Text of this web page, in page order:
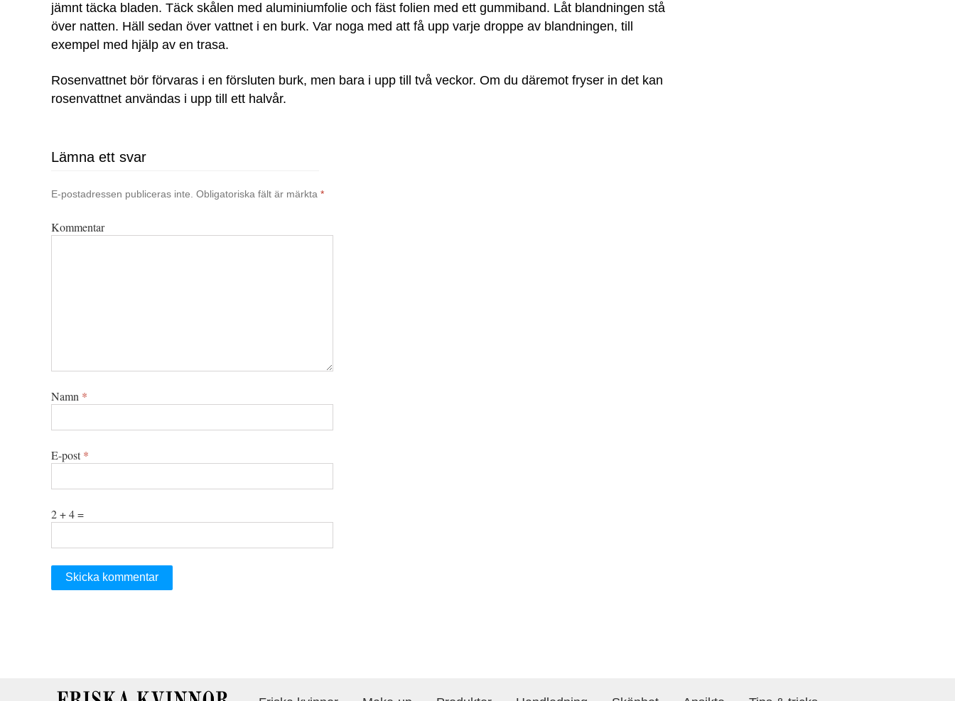
jämnt täcka bladen. Täck skålen med aluminiumfolie och fäst folien med ett gummiband. Låt blandningen stå
över natten. Häll sedan över vattnet i en burk. Var noga med att få upp varje droppe av blandningen, till
exempel med hjälp av en trasa.
Rosenvattnet bör förvaras i en försluten burk, men bara i upp till två veckor. Om du däremot fryser in det kan
rosenvattnet användas i upp till ett halvår.
Lämna ett svar
E-postadressen publiceras inte. Obligatoriska fält är märkta *
Kommentar
Namn *
E-post*
2 + 4 =